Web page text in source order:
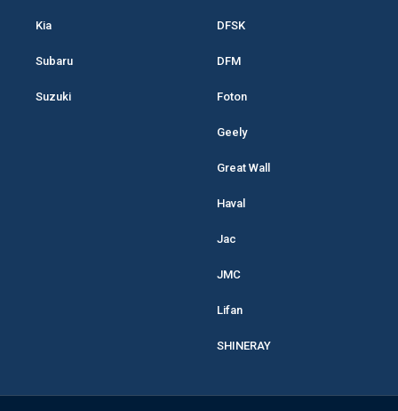
Kia
Subaru
Suzuki
DFSK
DFM
Foton
Geely
Great Wall
Haval
Jac
JMC
Lifan
SHINERAY